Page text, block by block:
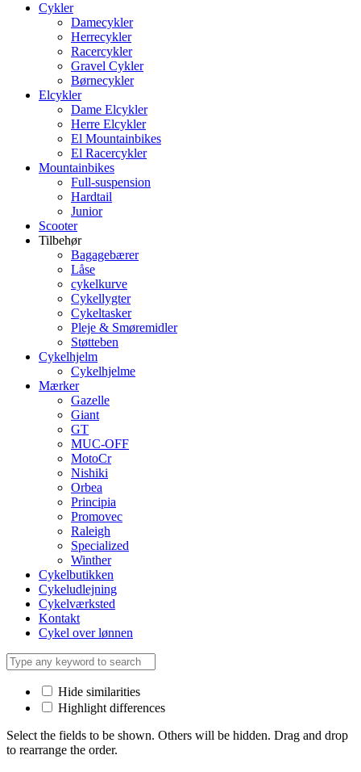
Cykler
Damecykler
Herrecykler
Racercykler
Gravel Cykler
Børnecykler
Elcykler
Dame Elcykler
Herre Elcykler
El Mountainbikes
El Racercykler
Mountainbikes
Full-suspension
Hardtail
Junior
Scooter
Tilbehør
Bagagebærer
Låse
cykelkurve
Cykellygter
Cykeltasker
Pleje & Smøremidler
Støtteben
Cykelhjelm
Cykelhjelme
Mærker
Gazelle
Giant
GT
MUC-OFF
MotoCr
Nishiki
Orbea
Principia
Promovec
Raleigh
Specialized
Winther
Cykelbutikken
Cykeludlejning
Cykelværksted
Kontakt
Cykel over lønnen
Hide similarities
Highlight differences
Select the fields to be shown. Others will be hidden. Drag and drop
to rearrange the order.